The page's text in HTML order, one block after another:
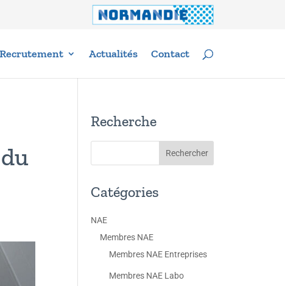
Recrutement Actualités Contact
Recherche
Catégories
NAE
Membres NAE
Membres NAE Entreprises
Membres NAE Labo